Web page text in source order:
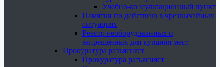
Учебно-консультационный пункт
Памятки по действию в чрезвычайных
ситуациях
Реестр необорудованных и
запрещенных для купания мест
Прокуратура разъясняет
Прокуратура разъясняет